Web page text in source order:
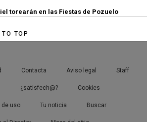
torearán en las Fiestas de Pozuelo
TO TOP
Contacta Aviso legal Staff
¿satisfech@? Cookies
de uso Tu noticia Buscar